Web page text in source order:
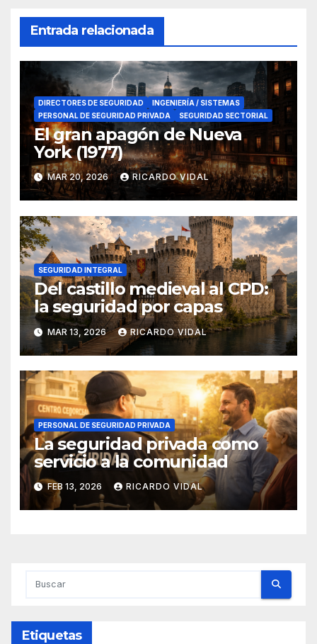
Entrada relacionada
DIRECTORES DE SEGURIDAD
INGENIERÍA / SISTEMAS
PERSONAL DE SEGURIDAD PRIVADA
SEGURIDAD SECTORIAL
El gran apagón de Nueva
York (1977)
MAR 20, 2026 RICARDO VIDAL
SEGURIDAD INTEGRAL
Del castillo medieval al CPD:
la seguridad por capas
MAR 13, 2026 RICARDO VIDAL
PERSONAL DE SEGURIDAD PRIVADA
La seguridad privada como
servicio a la comunidad
FEB 13, 2026 RICARDO VIDAL
Etiquetas